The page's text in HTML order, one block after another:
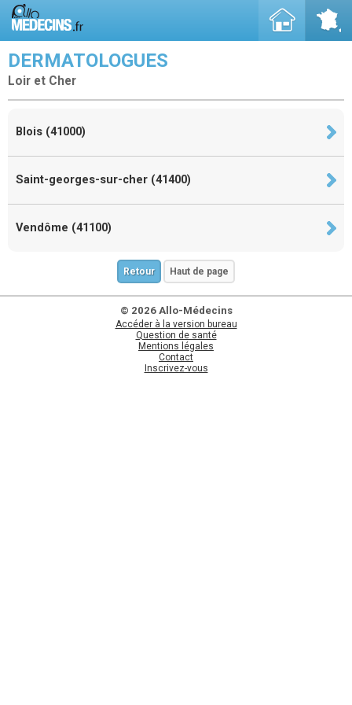
DERMATOLOGUES
Loir et Cher
Blois (41000)
Saint-georges-sur-cher (41400)
Vendôme (41100)
Retour Haut de page
© 2026 Allo-Médecins
Accéder à la version bureau
Question de santé
Mentions légales
Contact
Inscrivez-vous